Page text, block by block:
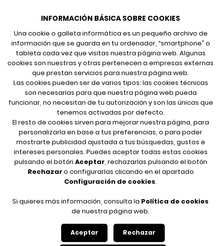
FOLLOW ME
LEGAL INFORMATION
Legal notice
Your safety data
Cookies policy
INFORMACIÓN BÁSICA SOBRE COOKIES
Una cookie o galleta informática es un pequeño archivo de
información que se guarda en tu ordenador, “smartphone” o
tableta cada vez que visitas nuestra página web. Algunas
cookies son nuestras y otras pertenecen a empresas externas
que prestan servicios para nuestra página web.
Las cookies pueden ser de varios tipos: las cookies técnicas
son necesarias para que nuestra página web pueda
funcionar, no necesitan de tu autorización y son las únicas que
tenemos activadas por defecto.
El resto de cookies sirven para mejorar nuestra página, para
personalizarla en base a tus preferencias, o para poder
mostrarte publicidad ajustada a tus búsquedas, gustos e
intereses personales. Puedes aceptar todas estas cookies
pulsando el botón Aceptar, rechazarlas pulsando el botón
Rechazaro configurarlas clicando en el apartado
Configuración de cookies.
Si quieres más información, consulta la Política de cookies
de nuestra página web.
Aceptar Rechazar